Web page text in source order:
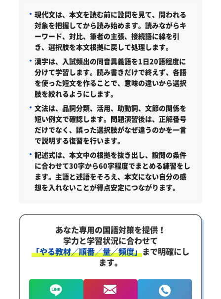
現代文は、本文を読む前に設問を見て、問われる
対象を把握してから読み始めます。読みながらキ
ーワード、対比、筆者の主張、接続語に線を引
き、選択肢を本文根拠に戻して処理します。
漢字は、入試頻出の同音異義語を1日20語程度に
分けて学習します。読み書きだけで終えず、各語
を使った短文を作ることで、意味の違いから選択
肢を絞れるようにします。
文法は、品詞分類、活用、助動詞、文節の関係を
短い例文で確認します。問題演習後は、正解番号
だけでなく、誤った選択肢がなぜ違うのかを一言
で説明する復習を行います。
記述式は、本文中の根拠を抜き出し、設問の条件
に合わせて30字から60字程度でまとめる練習をし
ます。主語と述語をそろえ、本文にない自分の感
想を入れないことが得点安定につながります。
あなた専用の国語対策を提供！
学力と学習状況に合わせて
「やる教材／順番／量／頻度」まで明確にし
ます。